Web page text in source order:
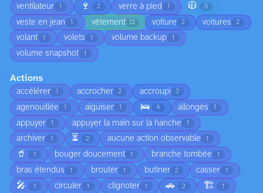
ventilateur 1 🍷 2 verre à pied 1 🧥 5
veste en jean 1 vêtement 12 voiture 2 voitures 2
volant 1 volets 1 volume backup 1
volume snapshot 1
Actions
accélérer 1 accrocher 2 accroupi 3
agenouillée 1 aiguiser 1 🛌 4 allongés 1
appuyer 1 appuyer la main sur la hanche 1
archiver 1 ⏳ 2 aucune action observable 1
🥤 1 bouger doucement 1 branche tombée 1
bras étendus 1 brouter 1 butiner 2 casser 1
🎤 1 circuler 1 clignoter 1 🚗 2 🏗️ 1